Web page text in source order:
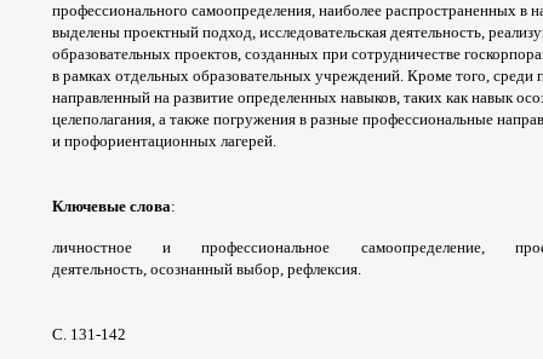
профессионального самоопределения, наиболее распространенных в
выделены проектный подход, исследовательская деятельность,
образовательных проектов, созданных при сотрудничестве
в рамках отдельных образовательных учреждений. Кроме того, среди
направленный на развитие определенных навыков, таких как навык
целеполагания, а также погружения в разные профессиональные
и профориентационных лагерей.
Ключевые слова:
личностное ипрофессиональное самоопределение,
деятельность, осознанный выбор, рефлексия.
С. 131-142